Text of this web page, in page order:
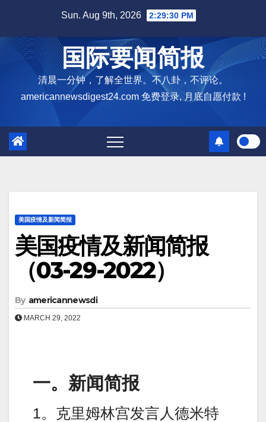
content
Sun. Aug 9th, 2026 2:29:31 PM
国际要闻简报
清晨一分钟，了解全世界。不八卦，不评论。
americannewsdigest24.com 免费登录, 月底自愿付款 !
美国疫情及新闻简报
美国疫情及新闻简报
（03-29-2022）
By americannewsdi
MARCH 29, 2022
一。新闻简报
1。克里姆林宫发言人德米特